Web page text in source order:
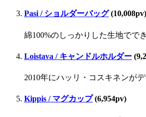
Pasi / ショルダーバッグ(10,008pv)
綿100%のしっかりした生地でで
Loistava / キャンドルホルダー
2010年にハッリ・コスキネンが
Kippis / マグカップ(6,954pv)